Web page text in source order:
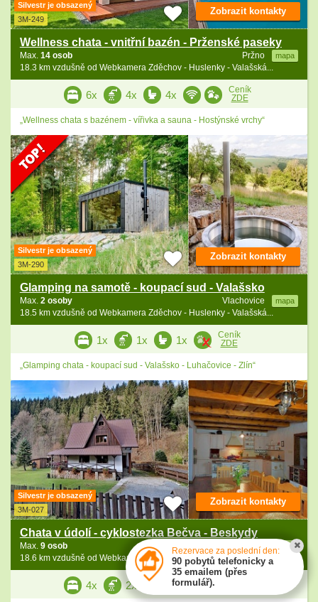
Silvestr je obsazený
3M-249
Wellness chata - vnitřní bazén - Prženské paseky
Pržno mapa
Max. 14 osob
18.3 km vzdušně od Webkamera Zděchov - Huslenky - Valašská...
Zobrazit kontakty
6x 4x 4x
Ceník
ZDE
„Wellness chata s bazénem - vířivka a sauna - Hostýnské vrchy“
Silvestr je obsazený
3M-290
Glamping na samotě - koupací sud - Valašsko
Vlachovice mapa
Max. 2 osoby
18.5 km vzdušně od Webkamera Zděchov - Huslenky - Valašská...
Zobrazit kontakty
1x 1x 1x
Ceník
ZDE
„Glamping chata - koupací sud - Valašsko - Luhačovice - Zlín“
Silvestr je obsazený
3M-027
Chata v údolí - cyklostezka Bečva - Beskydy
Velké Karlovice mapa
Max. 9 osob
18.6 km vzdušně od Webkamera Zděchov - Huslenky - Valašská...
Zobrazit kontakty
4x 2x 2x
Ceník
Rezervace za poslední den:
90 pobytů telefonicky a
35 emailem (přes
formulář).